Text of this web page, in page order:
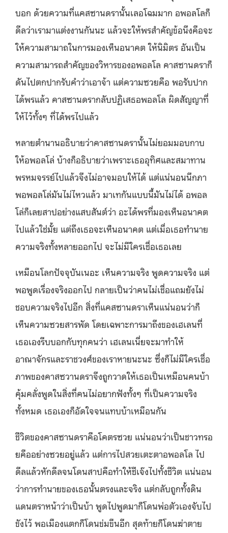
บอก ด้วยความที่แคสซานดรานั้นเลอโฉมมาก อพอลโลก็
ดีลว่าเรามาแต่งงานกันนะ แล้วจะให้พรสำคัญข้อนึงคือจะ
ให้ความสามาถในการมองเห็นอนาคต ให้นิมิตร อันเป็น
ความสามารถสำคัญของวิหารของอพอลโล คาสซานดราก็
ดันไปตกปากรับคำว่าเอาจ้า แต่ความซวยคือ พอรับปาก
ได้พรแล้ว คาสซานดรากลับปฏิเสธอพอลโล ผิดสัญญาที่
ให้ไว้ทั้งๆ ที่ได้พรไปแล้ว
หลายตำนานอธิบายว่าคาสซานดรานั้นไม่ยอมมอบกาบ
ให้อพอลโล่ บ้างก็อธิบายว่าเพราะเธออุทิศและสมาทาน
พรหมจรรย์ไปแล้วจึงไม่อาจมอบให้ได้ แต่แน่นอนนึกภา
พอพอลโล่มันไม่ไหวแล้ว มาเทกันแบบนี้มันไม่ได้ อพอล
โล่ก็เลยสาปอย่างแสบสันต์ว่า อะได้พรที่มองเห็นอนาคต
ไปแล้วใช่มั้ย แต่ถึงเธอจะเห็นอนาคต แต่เมื่อเธอทำนาย
ความจริงทั้งหลายออกไป จะไม่มีใครเชื่อเธอเลย
เหมือนโลกปัจจุบันเนอะ เห็นความจริง พูดความจริง แต่
พอพูดเรื่องจริงออกไป กลายเป็นว่าคนไม่เชื่อแถมยังไม่
ชอบความจริงไปอีก สิ่งที่แคสซานดราเห็นแน่นอนว่าก็
เห็นความซวยสารพัด โดยเฉพาะการมาถึงของเฮเลนที่
เธอเองรีบบอกกับทุกคนว่า เฮเลนเนี่ยจะมาทำให้
อาณาจักรและราชวงศ์ของเราหายนะนะ ซึ่งก็ไม่มีใครเชื่อ
ภาพของคาสซวานดราจึงถูกวาดให้เธอเป็นเหมือนคนบ้า
คุ้มคลั่งพูดในสิ่งที่คนไม่อยากฟังทั้งๆ ที่เป็นความจริง
ทั้งหมด เธอเองก็อัดใจจนแทบบ้าเหมือนกัน
ชีวิตของคาสซานดราคือโคตรซวย แน่นอนว่าเป็นชาวทรอ
ยคืออย่างซวยอยู่แล้ว แต่การไปสวยเตะตาอพอลโล ไป
ดีลแล้วหักดีลจนโดนสาปคือทำให้ชีเจ๊งไปทั้งชีวิต แน่นอน
ว่าการทำนายของเธอนั้นตรงและจริง แต่กลับถูกทั้งดิน
แดนตราหน้าว่าเป็นบ้า พูดไปพูดมาก็โดนพ่อตัวเองจับไป
ขังไว้ พอเมืองแตกก็โดนข่มขืนอีก สุดท้ายก็โดนฆ่าตาย